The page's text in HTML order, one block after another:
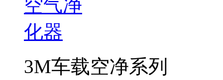
3M车载空净系列